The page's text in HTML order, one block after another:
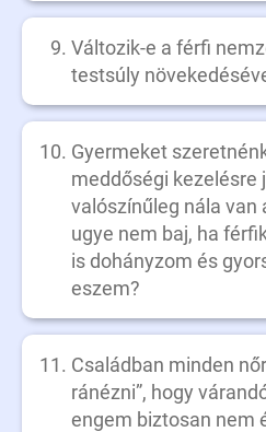
Változik-e a férfi
testsúly
Gyermeket
meddőségi kezelésre
valószínűleg nála van
ugye nem baj, ha
is dohányzom és
eszem?
Családban minden
ránézni”, hogy
engem biztosan nem